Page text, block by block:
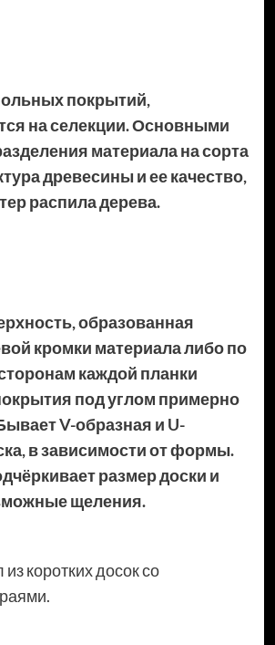
покрытий,
на селекции. Основными
материала на сорта
древесины и ее качество,
распила дерева.
образованная
кромки материала либо по
каждой планки
под углом примерно
V-образная и U-
в зависимости от формы.
размер доски и
щеления.
коротких досок со